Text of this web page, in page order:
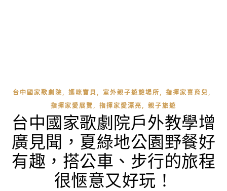
台中國家歌劇院, 媽咪寶貝, 室外親子遊憩場所, 指揮家喜育兒,
指揮家愛展覽, 指揮家愛漂亮, 親子旅遊
台中國家歌劇院戶外教學增
廣見聞，夏綠地公園野餐好
有趣，搭公車、步行的旅程
很愜意又好玩！